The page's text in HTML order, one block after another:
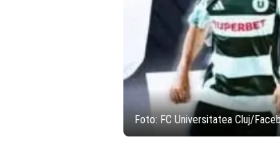
Foto: FC Universitatea Cluj/